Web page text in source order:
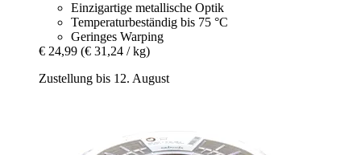
Einzigartige metallische Optik
Temperaturbeständig bis 75 °C
Geringes Warping
€ 24,99 (€ 31,24 / kg)
Zustellung bis 12. August